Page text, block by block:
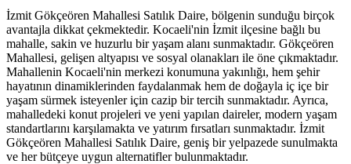
İzmit Gökçeören Mahallesi Satılık Daire, bölgenin sunduğu birçok
avantajla dikkat çekmektedir. Kocaeli'nin İzmit ilçesine bağlı bu
mahalle, sakin ve huzurlu bir yaşam alanı sunmaktadır. Gökçeören
Mahallesi, gelişen altyapısı ve sosyal olanakları ile öne çıkmaktadır.
Mahallenin Kocaeli'nin merkezi konumuna yakınlığı, hem şehir
hayatının dinamiklerinden faydalanmak hem de doğayla iç içe bir
yaşam sürmek isteyenler için cazip bir tercih sunmaktadır. Ayrıca,
mahalledeki konut projeleri ve yeni yapılan daireler, modern yaşam
standartlarını karşılamakta ve yatırım fırsatları sunmaktadır. İzmit
Gökçeören Mahallesi Satılık Daire, geniş bir yelpazede sunulmakta
ve her bütçeye uygun alternatifler bulunmaktadır.